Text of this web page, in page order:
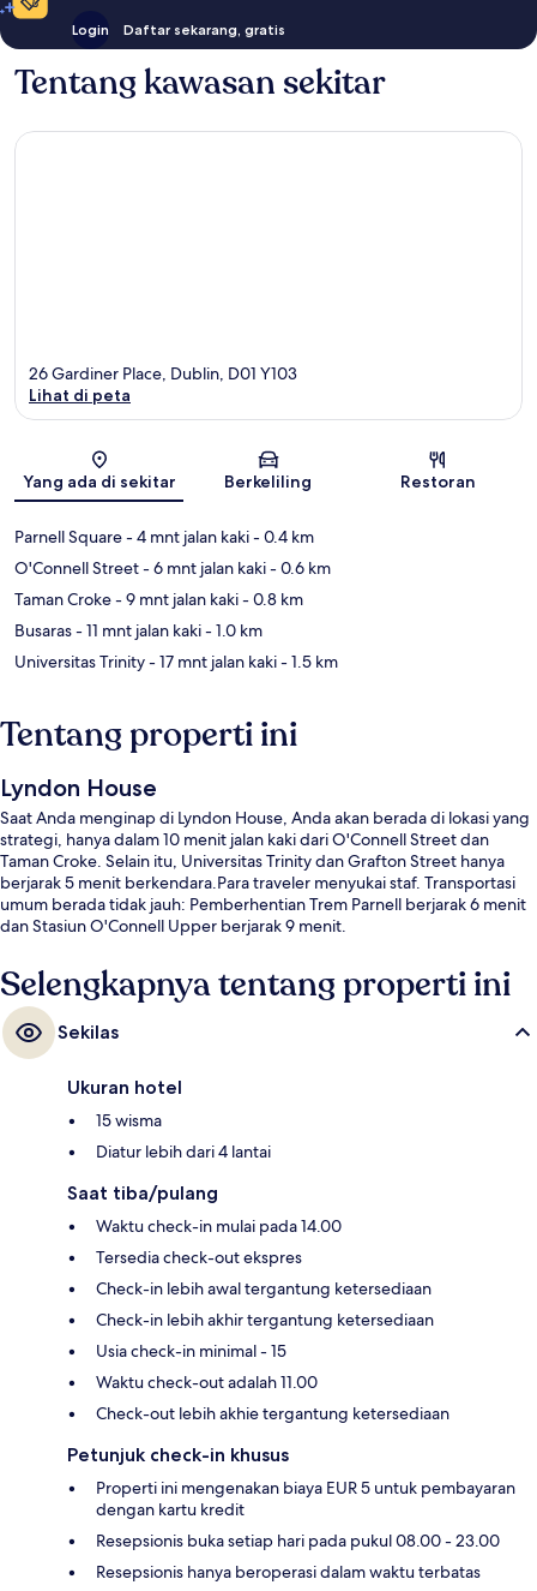
Login Daftar sekarang, gratis
Tentang kawasan sekitar
Peta
26 Gardiner Place, Dublin, D01 Y103
Lihat di peta
Yang ada di sekitar Berkeliling Restoran
Parnell Square- 4 mnt jalan kaki- 0.4 km
O'Connell Street- 6 mnt jalan kaki- 0.6 km
Taman Croke- 9 mnt jalan kaki- 0.8 km
Busaras- 11 mnt jalan kaki- 1.0 km
Universitas Trinity- 17 mnt jalan kaki- 1.5 km
Tentang properti ini
Lyndon House
Saat Anda menginap di Lyndon House, Anda akan berada di lokasi yang
strategi, hanya dalam 10 menit jalan kaki dari O'Connell Street dan
Taman Croke. Selain itu, Universitas Trinity dan Grafton Street hanya
berjarak 5 menit berkendara.Para traveler menyukai staf. Transportasi
umum berada tidak jauh: Pemberhentian Trem Parnell berjarak 6 menit
dan Stasiun O'Connell Upper berjarak 9 menit.
Selengkapnya tentang properti ini
Sekilas
Ukuran hotel
15 wisma
Diatur lebih dari 4 lantai
Saat tiba/pulang
Waktu check-in mulai pada 14.00
Tersedia check-out ekspres
Check-in lebih awal tergantung ketersediaan
Check-in lebih akhir tergantung ketersediaan
Usia check-in minimal - 15
Waktu check-out adalah 11.00
Check-out lebih akhie tergantung ketersediaan
Petunjuk check-in khusus
Properti ini mengenakan biaya EUR 5 untuk pembayaran
dengan kartu kredit
Resepsionis buka setiap hari pada pukul 08.00 - 23.00
Resepsionis hanya beroperasi dalam waktu terbatas